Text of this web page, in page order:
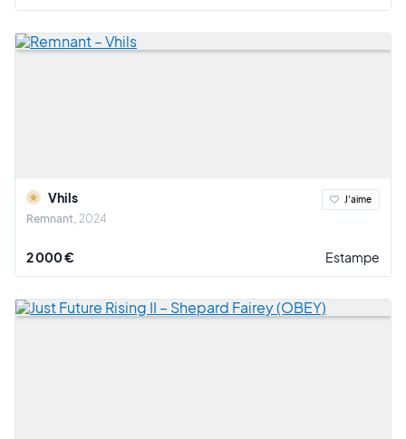
Vhils
Remnant 2024
J'aime
2 000 € Estampe